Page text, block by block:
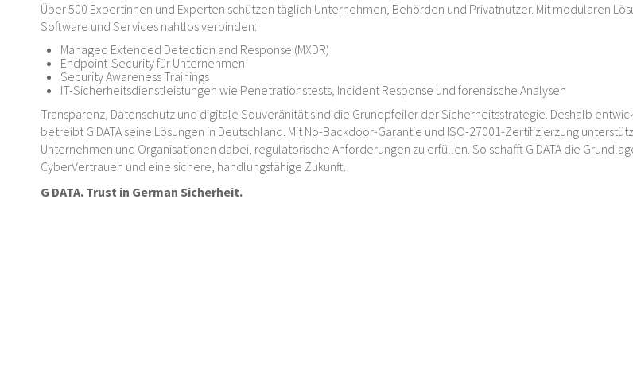
Über 500 Expertinnen und Experten schützen täglich Unternehmen, Behörden und Privatnutzer. Mit modularen
Software und Services nahtlos verbinden:
Managed Extended Detection and Response (MXDR)
Endpoint-Security für Unternehmen
Security Awareness Trainings
IT-Sicherheitsdienstleistungen wie Penetrationstests, Incident Response und forensische Analysen
Transparenz, Datenschutz und digitale Souveränität sind die Grundpfeiler der Sicherheitsstrategie. Deshalb
betreibt G DATA seine Lösungen in Deutschland. Mit No-Backdoor-Garantie und ISO-27001-Zertifizierzung
Unternehmen und Organisationen dabei, regulatorische Anforderungen zu erfüllen. So schafft G DATA die
CyberVertrauen und eine sichere, handlungsfähige Zukunft.
G DATA. Trust in German Sicherheit.